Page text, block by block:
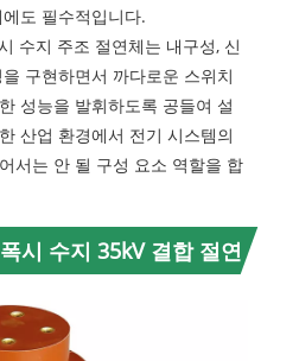
도 필수적입니다.
수지 주조 절연체는 내구성, 신
구현하면서 까다로운 스위치
성능을 발휘하도록 공들여 설
산업 환경에서 전기 시스템의
서는 안 될 구성 요소 역할을 합
시 수지 35kV 결합 절연